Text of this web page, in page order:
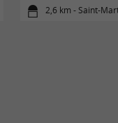
2,6 km - Saint-